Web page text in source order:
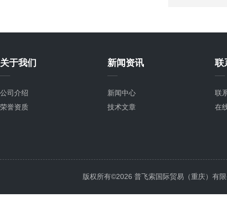
关于我们
公司介绍
荣誉资质
新闻资讯
新闻中心
技术文章
联
联
在
版权所有©2026 普飞索国际贸易（重庆）有